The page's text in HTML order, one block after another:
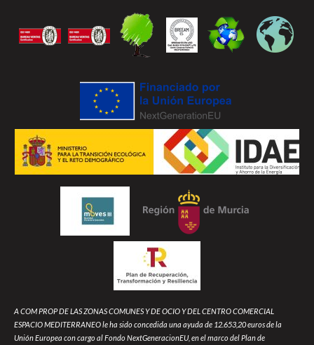
A COM PROP DE LAS ZONAS COMUNES Y DE OCIO Y DEL CENTRO COMERCIAL
ESPACIO MEDITERRANEO le ha sido concedida una ayuda de 12.653,20 euros de la
Unión Europea con cargo al Fondo NextGeneracionEU, en el marco del Plan de